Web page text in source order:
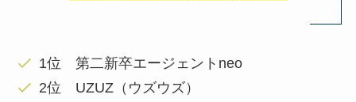
1位 第二新卒エージェントneo
2位 UZUZ（ウズウズ）